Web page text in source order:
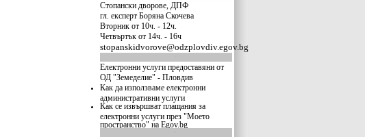
Стопански дворове, ДПФ
гл. експерт Боряна Скочева
Вторник от 10ч. - 12ч.
Четвъртък от 14ч. - 16ч
stopanskidvorove@odzplovdiv.egov.bg
Електронни услуги предоставяни от
ОД "Земеделие" - Пловдив
Как да използваме електронни
административни услуги
Как се извършват плащания за
електронни услуги през "Моето
пространство" на Egov.bg